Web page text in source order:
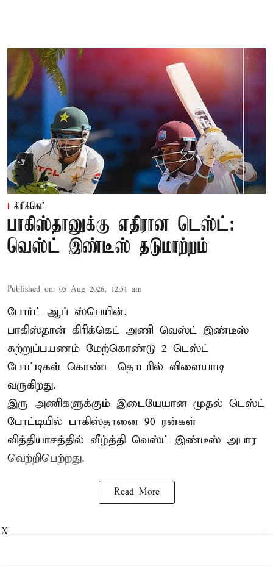
கிரிக்கெட்
பாகிஸ்தானுக்கு எதிரான டெஸ்ட்:
வெஸ்ட் இண்டீஸ் தடுமாற்றம்
Published on: 05 Aug 2026, 12:51 am
போர்ட் ஆப் ஸ்பெயின்,
பாகிஸ்தான் கிரிக்கெட் அணி வெஸ்ட் இண்டீஸ்
சுற்றுப்பயணம் மேற்கொண்டு 2 டெஸ்ட்
போட்டிகள் கொண்ட தொடரில் விளையாடி
வருகிறது.
இரு அணிகளுக்கும் இடையேயான முதல் டெஸ்ட்
போட்டியில் பாகிஸ்தானை 90 ரன்கள்
வித்தியாசத்தில் வீழ்த்தி வெஸ்ட் இண்டீஸ் அபார
வெற்றிபெற்றது.
Read More
X